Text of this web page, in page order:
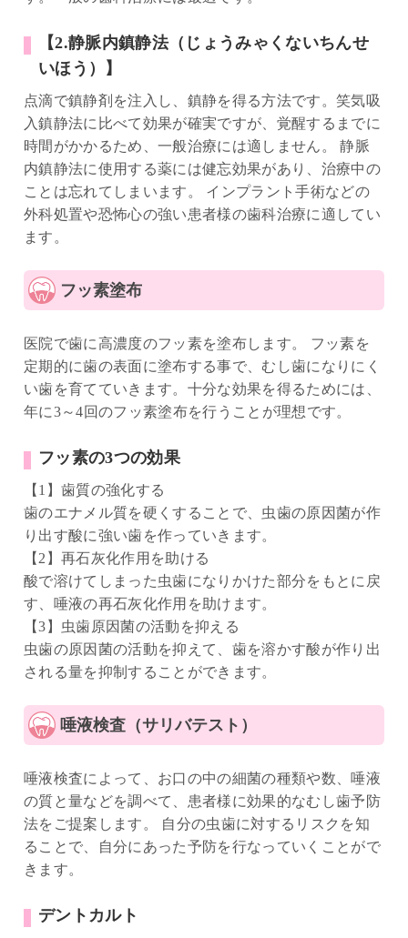
【2.静脈内鎮静法（じょうみゃくないちんせ
いほう）】
点滴で鎮静剤を注入し、鎮静を得る方法です。笑気吸
入鎮静法に比べて効果が確実ですが、覚醒するまでに
時間がかかるため、一般治療には適しません。 静脈
内鎮静法に使用する薬には健忘効果があり、治療中の
ことは忘れてしまいます。 インプラント手術などの
外科処置や恐怖心の強い患者様の歯科治療に適してい
ます。
フッ素塗布
医院で歯に高濃度のフッ素を塗布します。 フッ素を
定期的に歯の表面に塗布する事で、むし歯になりにく
い歯を育てていきます。十分な効果を得るためには、
年に3～4回のフッ素塗布を行うことが理想です。
フッ素の3つの効果
【1】歯質の強化する
歯のエナメル質を硬くすることで、虫歯の原因菌が作
り出す酸に強い歯を作っていきます。
【2】再石灰化作用を助ける
酸で溶けてしまった虫歯になりかけた部分をもとに戻
す、唾液の再石灰化作用を助けます。
【3】虫歯原因菌の活動を抑える
虫歯の原因菌の活動を抑えて、歯を溶かす酸が作り出
される量を抑制することができます。
唾液検査（サリバテスト）
唾液検査によって、お口の中の細菌の種類や数、唾液
の質と量などを調べて、患者様に効果的なむし歯予防
法をご提案します。 自分の虫歯に対するリスクを知
ることで、自分にあった予防を行なっていくことがで
きます。
デントカルト